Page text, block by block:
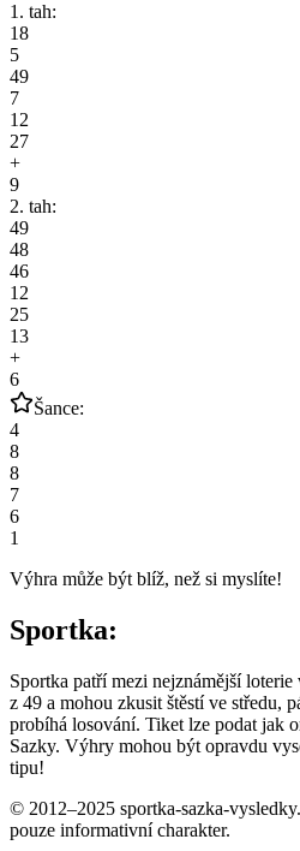
1. tah:
18
5
49
7
12
27
+
9
2. tah:
49
48
46
12
25
13
+
6
Šance:
4
8
8
7
6
1
Výhra může být blíž, než si myslíte!
Sportka:
Sportka patří mezi nejznámější
z 49 a mohou zkusit štěstí ve středu,
probíhá losování. Tiket lze podat jak
Sazky. Výhry mohou být opravdu
tipu!
© 2012–2025 sportka-sazka-
pouze informativní charakter.